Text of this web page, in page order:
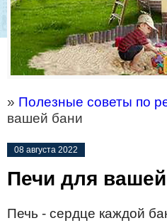
» Полезные советы по
вашей бани
08 августа 2022
Печи для
Печь - сердце каждой